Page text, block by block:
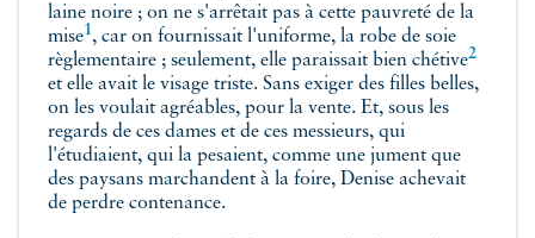
laine noire ; on ne s'arrêtait pas à cette pauvreté de la
mise1, car on fournissait l'uniforme, la robe de soie
règlementaire ; seulement, elle paraissait bien chétive2
et elle avait le visage triste. Sans exiger des filles belles,
on les voulait agréables, pour la vente. Et, sous les
regards de ces dames et de ces messieurs, qui
l'étudiaient, qui la pesaient, comme une jument que
des paysans marchandent à la foire, Denise achevait
de perdre contenance.